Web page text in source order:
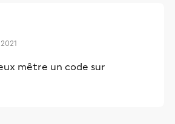
mêtre un code sur